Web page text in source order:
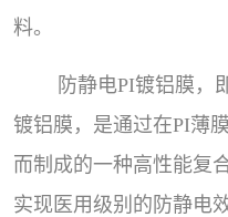
料。
防静电PI镀铝膜，
镀铝膜，是通过在PI薄
而制成的一种高性能复
实现医用级别的防静电